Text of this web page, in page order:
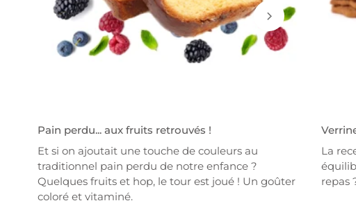
Pain perdu... aux fruits retrouvés !
Et si on ajoutait une touche de couleurs au
traditionnel pain perdu de notre enfance ?
Quelques fruits et hop, le tour est joué ! Un goûter
coloré et vitaminé.
La
repas